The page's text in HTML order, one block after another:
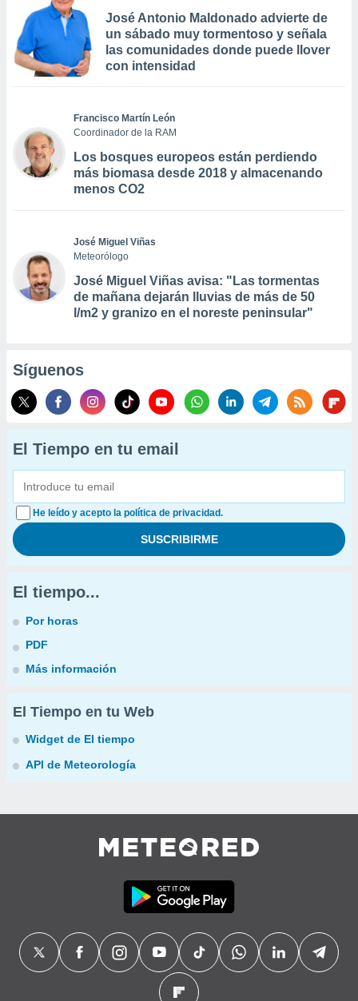
José Antonio Maldonado advierte de
un sábado muy tormentoso y señala
las comunidades donde puede llover
con intensidad
Francisco Martín León
Coordinador de la RAM
Los bosques europeos están perdiendo
más biomasa desde 2018 y almacenando
menos CO2
José Miguel Viñas
Meteorólogo
José Miguel Viñas avisa: "Las tormentas
de mañana dejarán lluvias de más de 50
l/m2 y granizo en el noreste peninsular"
Síguenos
El Tiempo en tu email
He leído y acepto la política de privacidad.
El tiempo...
Por horas
PDF
Más información
El Tiempo en tu Web
Widget de El tiempo
API de Meteorología